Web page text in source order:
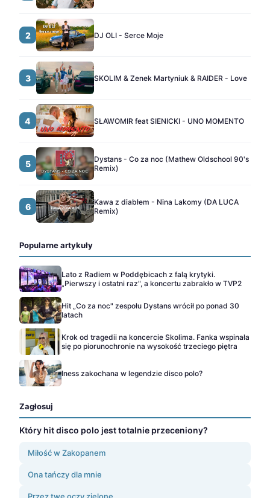
2 DJ OLI - Serce Moje
3 SKOLIM & Zenek Martyniuk & RAIDER - Love
4 SŁAWOMIR feat SIENICKI - UNO MOMENTO
5
Dystans - Co za noc (Mathew Oldschool 90's
Remix)
6
Kawa z diabłem - Nina Lakomy (DA LUCA
Remix)
Popularne artykuły
Lato z Radiem w Poddębicach z falą krytyki.
„Pierwszy i ostatni raz", a koncertu zabrakło w TVP2
Hit „Co za noc" zespołu Dystans wrócił po ponad 30
latach
Krok od tragedii na koncercie Skolima. Fanka wspinała
się po piorunochronie na wysokość trzeciego piętra
Iness zakochana w legendzie disco polo?
Zagłosuj
Który hit disco polo jest totalnie przeceniony?
Miłość w Zakopanem
Ona tańczy dla mnie